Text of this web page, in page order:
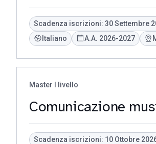
Scadenza iscrizioni: 30 Settembre
Italiano
A.A. 2026-2027
Master I livello
Comunicazione
Scadenza iscrizioni: 10 Ottobre